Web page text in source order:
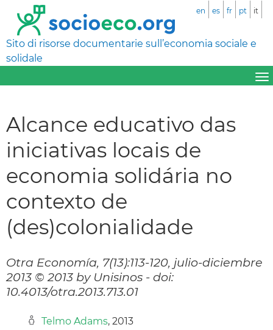
Sito di risorse documentarie sull’economia sociale e
solidale
en es fr pt it
Alcance educativo das
iniciativas locais de
economia solidária no
contexto de
(des)colonialidade
Otra Economía, 7(13):113-120, julio-diciembre
2013 © 2013 by Unisinos - doi:
10.4013/otra.2013.713.01
Telmo Adams, 2013